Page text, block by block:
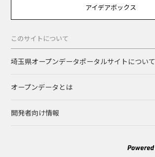
アイデアボックス
このサイトについて
埼玉県オープンデータポータルサイトについて
オープンデータとは
開発者向け情報